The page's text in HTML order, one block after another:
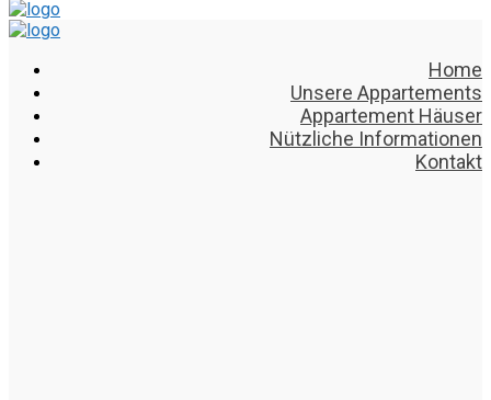
Home
Unsere Appartements
Appartement Häuser
Nützliche Informationen
Kontakt